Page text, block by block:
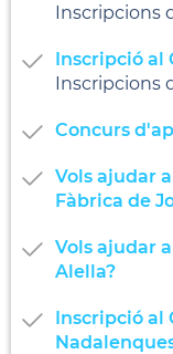
Inscripcions
Inscripció al
Inscripcions
Concurs
Vols ajudar
Fàbrica de
Vols ajudar
Alella?
Inscripció al